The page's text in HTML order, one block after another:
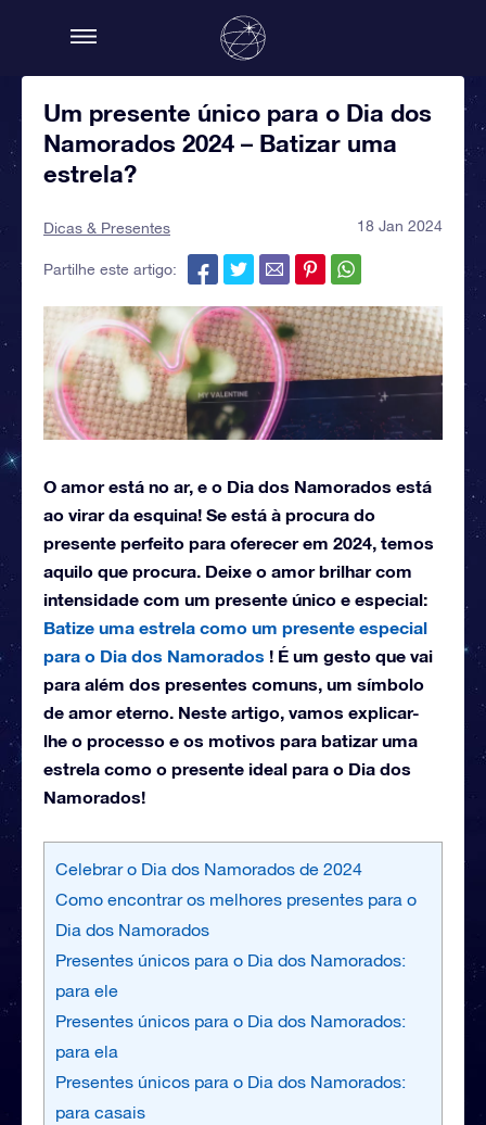
Um presente único para o Dia dos
Namorados 2024 – Batizar uma
estrela?
Dicas & Presentes 18 Jan 2024
Partilhe este artigo:
O amor está no ar, e o Dia dos Namorados está
ao virar da esquina! Se está à procura do
presente perfeito para oferecer em 2024, temos
aquilo que procura. Deixe o amor brilhar com
intensidade com um presente único e especial:
Batize uma estrela como um presente especial
para o Dia dos Namorados ! É um gesto que vai
para além dos presentes comuns, um símbolo
de amor eterno. Neste artigo, vamos explicar-
lhe o processo e os motivos para batizar uma
estrela como o presente ideal para o Dia dos
Namorados!
Celebrar o Dia dos Namorados de 2024
Como encontrar os melhores presentes para o
Dia dos Namorados
Presentes únicos para o Dia dos Namorados:
para ele
Presentes únicos para o Dia dos Namorados:
para ela
Presentes únicos para o Dia dos Namorados:
para casais